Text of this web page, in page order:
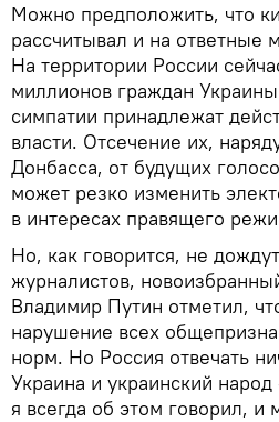
Можно предположить, что
рассчитывал и на
На территории России
миллионов граждан
симпатии принадлежат
власти. Отсечение их,
Донбасса, от будущих
может резко изменить
в интересах правящего
Но, как говорится, не
журналистов,
Владимир Путин отметил,
нарушение всех
норм. Но Россия отвечать
Украина и украинский
я всегда об этом говорил, и